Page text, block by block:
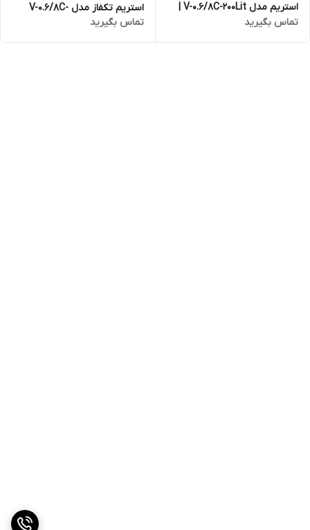
استریم مدل V-0.6/8C-200Lit |
پمپ باد سه فاز
تماس بگیرید
استریم تکفاز مدل V-0.6/8C-
150Lit
تماس بگیرید